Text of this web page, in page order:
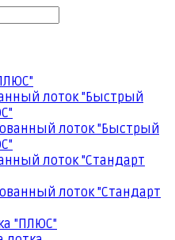
лоток "Быстрый
лоток "Быстрый
лоток "Стандарт
лоток "Стандарт
"ПЛЮС"